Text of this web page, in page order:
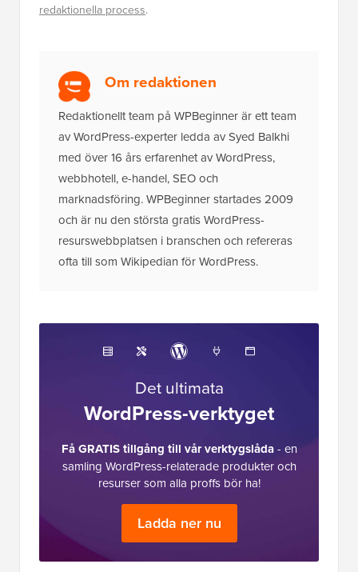
redaktionella process.
Om redaktionen
Redaktionellt team på WPBeginner är ett team
av WordPress-experter ledda av Syed Balkhi
med över 16 års erfarenhet av WordPress,
webbhotell, e-handel, SEO och
marknadsföring. WPBeginner startades 2009
och är nu den största gratis WordPress-
resurswebbplatsen i branschen och refereras
ofta till som Wikipedian för WordPress.
Det ultimata
WordPress-verktyget
Få GRATIS tillgång till vår verktygslåda- en
samling WordPress-relaterade produkter och
resurser som alla proffs bör ha!
Ladda ner nu